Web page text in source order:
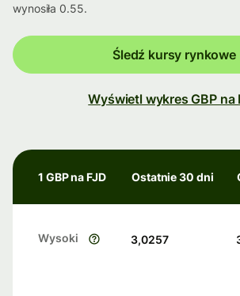
wynosiła 0.55.
Śledź kursy rynkowe
Wyświetl wykres GBP na
1 GBP na FJD Ostatnie 30 dni
Wysoki 3,0257